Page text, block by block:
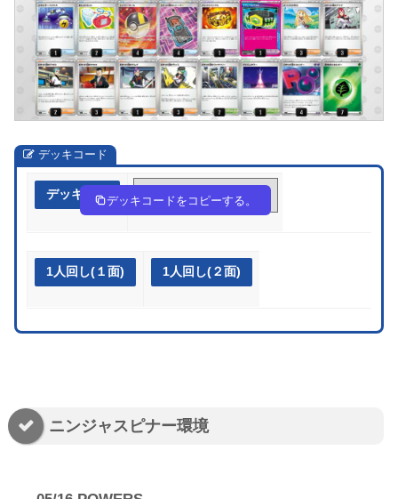
デッキコード
デッキ作成 YxGxcJ-MbyfFe-8GGxc8
デッキコードをコピーする。
1人回し(１面) 1人回し(２面)
ニンジャスピナー環境